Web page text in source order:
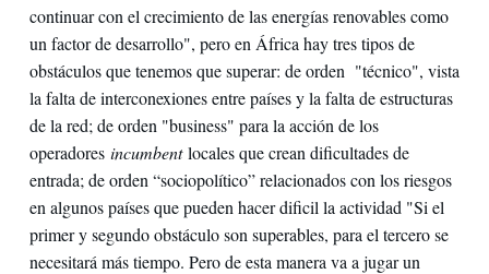
continuar con el crecimiento de las energías renovables como
un factor de desarrollo", pero en África hay tres tipos de
obstáculos que tenemos que superar: de orden "técnico", vista
la falta de interconexiones entre países y la falta de estructuras
de la red; de orden "business" para la acción de los
operadores incumbentlocales que crean dificultades de
entrada; de orden “sociopolítico” relacionados con los riesgos
en algunos países que pueden hacer dificil la actividad "Si el
primer y segundo obstáculo son superables, para el tercero se
necesitará más tiempo. Pero de esta manera va a jugar un